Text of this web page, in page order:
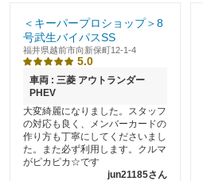
＜キーパープロショップ＞8
号武生バイパスSS
福井県越前市向新保町12-1-4
5.0
車両 : 三菱 アウトランダー
PHEV
大変綺麗になりました。スタッフ
の対応も良く、メンバーカードの
作り方も丁寧にしてくださいまし
た。また必ず利用します。クルマ
がピカピカ☆です
jun21185さん